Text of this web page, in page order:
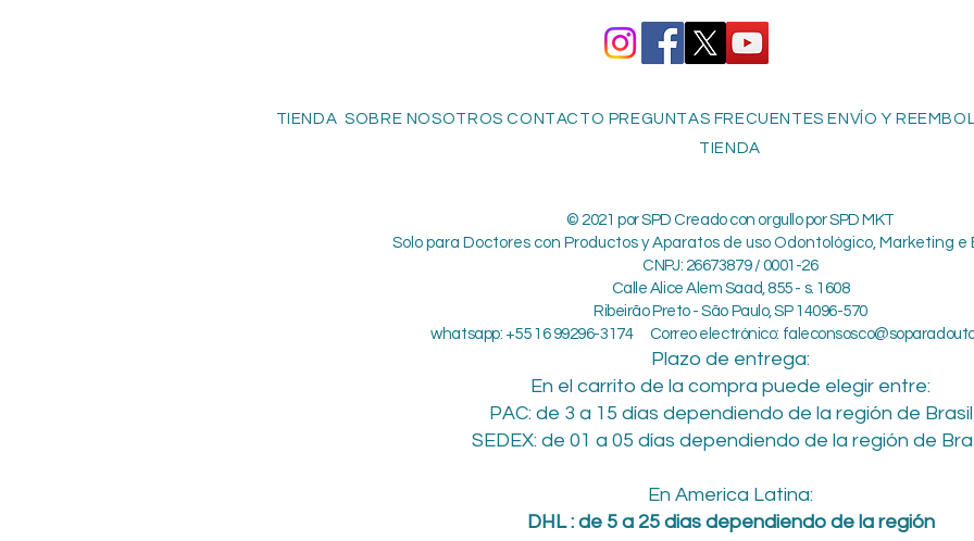
TIENDA SOBRE NOSOTROS CONTACTO PREGUNTAS FRECUENTES ENVÍO Y
TIENDA
© 2021 por SPD Creado con orgullo por SPD MKT
Solo para Doctores con Productos y Aparatos de uso Odontológico, Marketing e
CNPJ: 26673879 / 0001-26
Calle Alice Alem Saad, 855 - s. 1608
Ribeirão Preto - São Paulo, SP 14096-570
whatsapp: +55 16 99296-3174 Correo electrónico:
Plazo de entrega:
En el carrito de la compra puede elegir entre:
PAC: de 3 a 15 días dependiendo de la región de Brasil
SEDEX: de 01 a 05 días dependiendo de la región de
En America Latina:
DHL : de 5 a 25 dias dependiendo de la región